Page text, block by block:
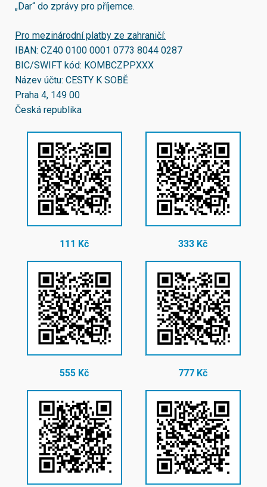
„Dar“ do zprávy pro příjemce.
Pro mezinárodní platby ze zahraničí:
IBAN: CZ40 0100 0001 0773 8044 0287
BIC/SWIFT kód: KOMBCZPPXXX
Název účtu: CESTY K SOBĚ
Praha 4, 149 00
Česká republika
111 Kč 333 Kč
555 Kč 777 Kč